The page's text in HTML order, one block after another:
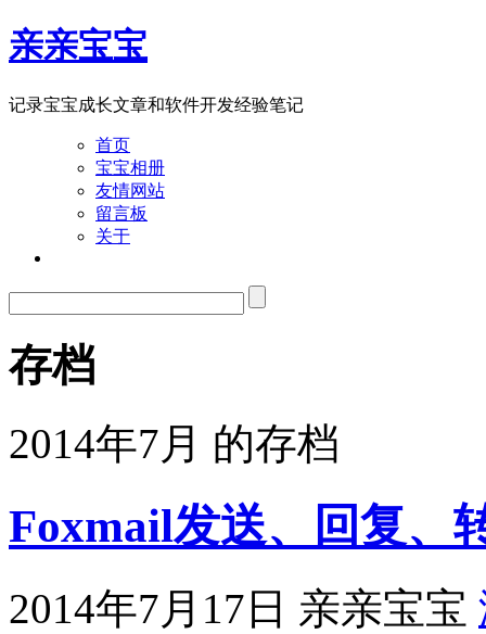
亲亲宝宝
记录宝宝成长文章和软件开发经验笔记
首页
宝宝相册
友情网站
留言板
关于
存档
2014年7月 的存档
Foxmail发送、回复、
2014年7月17日 亲亲宝宝